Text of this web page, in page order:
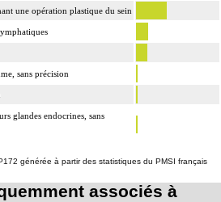
la préparation microscopique avec une coloration
photographie, l'interprétation, les éventuels réexamens
le compte rendu et le codage
de biopsie inclut : l'échantillonnage, la fixation,
microscopique avec une coloration standard à base
éosine ou de phloxine avec ou sans safran, avec
le compte rendu, le codage
une opération plastique du sein
sans précision
glandes endocrines, sans
générée à partir des statistiques du PMSI français
associés à